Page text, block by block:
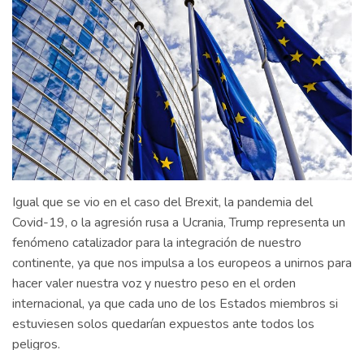
Igual que se vio en el caso del Brexit, la pandemia del
Covid-19, o la agresión rusa a Ucrania, Trump representa un
fenómeno catalizador para la integración de nuestro
continente, ya que nos impulsa a los europeos a unirnos para
hacer valer nuestra voz y nuestro peso en el orden
internacional, ya que cada uno de los Estados miembros si
estuviesen solos quedarían expuestos ante todos los
peligros.